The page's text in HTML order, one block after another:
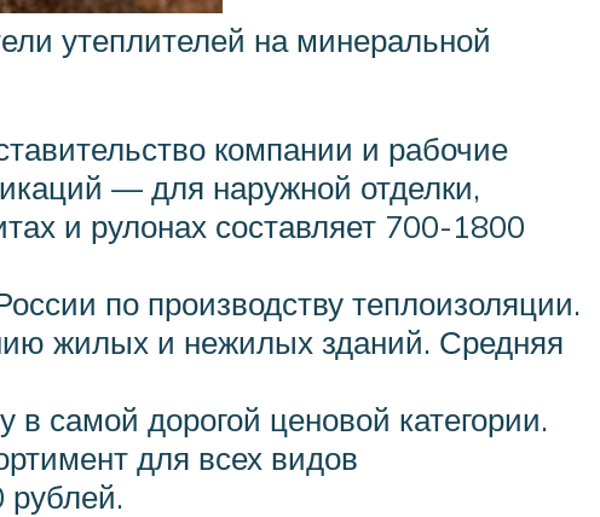
утеплителей на минеральной
компании и рабочие
— для наружной отделки,
и рулонах составляет 700-1800
по производству теплоизоляции.
жилых и нежилых зданий. Средняя
самой дорогой ценовой категории.
для всех видов